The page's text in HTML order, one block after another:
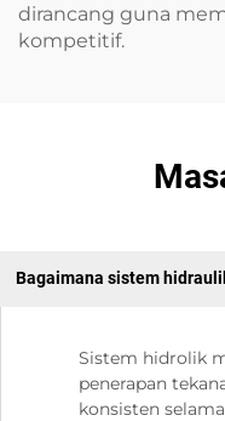
dirancang guna
kompetitif.
Bagaimana sistem
Sistem hidrolik
penerapan
konsisten